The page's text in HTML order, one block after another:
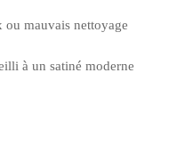
ou mauvais nettoyage
à un satiné moderne